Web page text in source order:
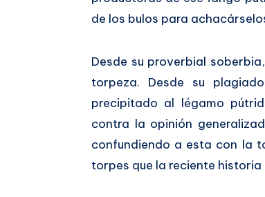
de los bulos para
Desde su proverbial
torpeza. Desde su plagiado
precipitado al légamo
contra la opinión
confundiendo a esta con la
torpes que la reciente historia